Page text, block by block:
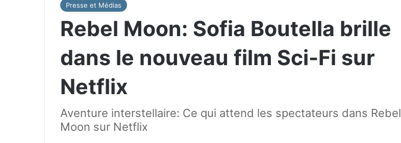
Presse et Médias
Rebel Moon: Sofia Boutella brille
dans le nouveau film Sci-Fi sur
Netflix
Aventure interstellaire: Ce qui attend les spectateurs dans Rebel
Moon sur Netflix